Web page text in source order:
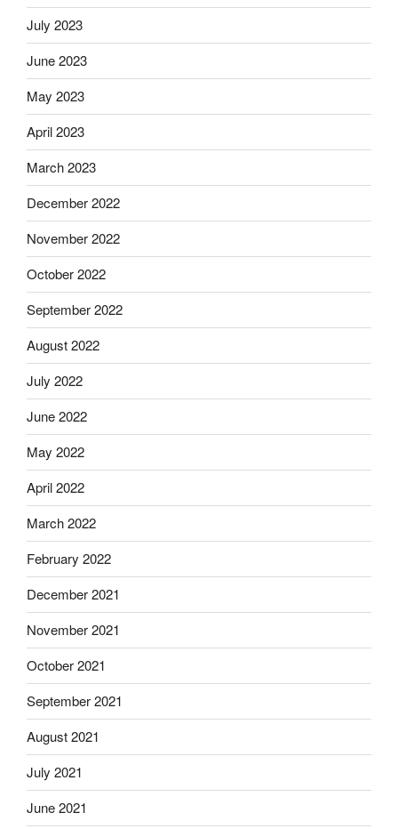
July 2023
June 2023
May 2023
April 2023
March 2023
December 2022
November 2022
October 2022
September 2022
August 2022
July 2022
June 2022
May 2022
April 2022
March 2022
February 2022
December 2021
November 2021
October 2021
September 2021
August 2021
July 2021
June 2021